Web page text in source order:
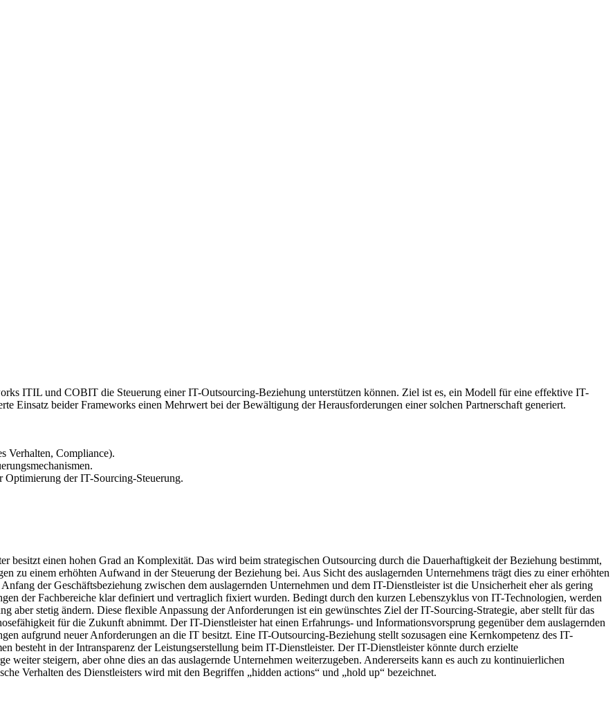
ITIL und COBIT die Steuerung einer IT-Outsourcing-Beziehung unterstützen können. Ziel ist es, ein Modell für eine effektive IT-
Einsatz beider Frameworks einen Mehrwert bei der Bewältigung der Herausforderungen einer solchen Partnerschaft generiert.
Verhalten, Compliance).
der IT-Sourcing-Steuerung.
besitzt einen hohen Grad an Komplexität. Das wird beim strategischen Outsourcing durch die Dauerhaftigkeit der Beziehung bestimmt,
zu einem erhöhten Aufwand in der Steuerung der Beziehung bei. Aus Sicht des auslagernden Unternehmens trägt dies zu einer erhöhten
der Geschäftsbeziehung zwischen dem auslagernden Unternehmen und dem IT-Dienstleister ist die Unsicherheit eher als gering
der Fachbereiche klar definiert und vertraglich fixiert wurden. Bedingt durch den kurzen Lebenszyklus von IT-Technologien, werden
aber stetig ändern. Diese flexible Anpassung der Anforderungen ist ein gewünschtes Ziel der IT-Sourcing-Strategie, aber stellt für das
für die Zukunft abnimmt. Der IT-Dienstleister hat einen Erfahrungs- und Informationsvorsprung gegenüber dem auslagernden
aufgrund neuer Anforderungen an die IT besitzt. Eine IT-Outsourcing-Beziehung stellt sozusagen eine Kernkompetenz des IT-
besteht in der Intransparenz der Leistungserstellung beim IT-Dienstleister. Der IT-Dienstleister könnte durch erzielte
weiter steigern, aber ohne dies an das auslagernde Unternehmen weiterzugeben. Andererseits kann es auch zu kontinuierlichen
Verhalten des Dienstleisters wird mit den Begriffen „hidden actions“ und „hold up“ bezeichnet.